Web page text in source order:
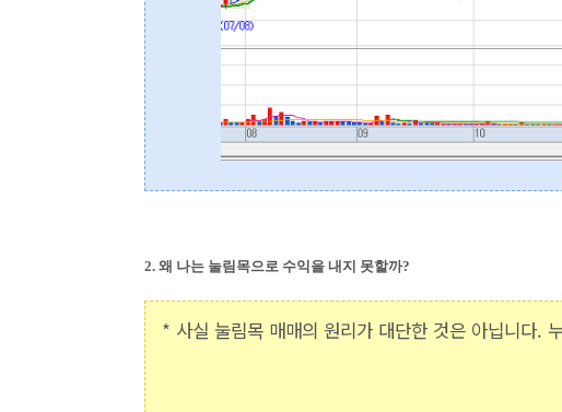
2. 왜 나는 눌림목으로 수익을 내지 못할까?
* 사실 눌림목 매매의 원리가 대단한 것은 아닙니다.